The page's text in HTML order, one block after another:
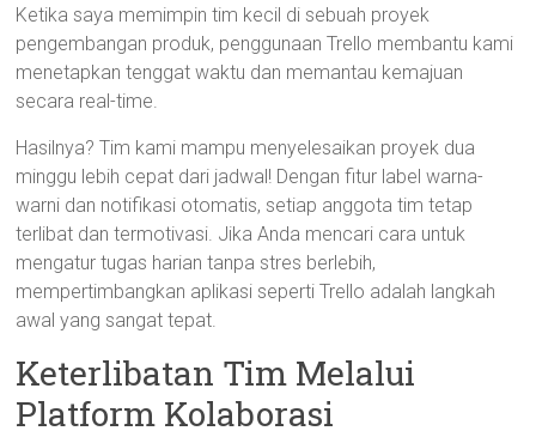
Ketika saya memimpin tim kecil di sebuah proyek
pengembangan produk, penggunaan Trello membantu kami
menetapkan tenggat waktu dan memantau kemajuan
secara real-time.
Hasilnya? Tim kami mampu menyelesaikan proyek dua
minggu lebih cepat dari jadwal! Dengan fitur label warna-
warni dan notifikasi otomatis, setiap anggota tim tetap
terlibat dan termotivasi. Jika Anda mencari cara untuk
mengatur tugas harian tanpa stres berlebih,
mempertimbangkan aplikasi seperti Trello adalah langkah
awal yang sangat tepat.
Keterlibatan Tim Melalui
Platform Kolaborasi